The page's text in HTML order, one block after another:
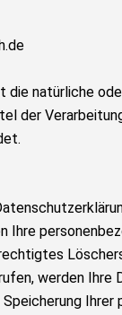
natürliche
der
Ihre
werden